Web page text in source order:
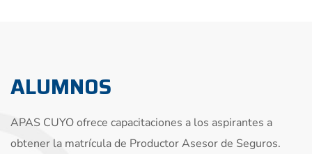
ALUMNOS
APAS CUYO ofrece capacitaciones a los aspirantes a
obtener la matrícula de Productor Asesor de Seguros.